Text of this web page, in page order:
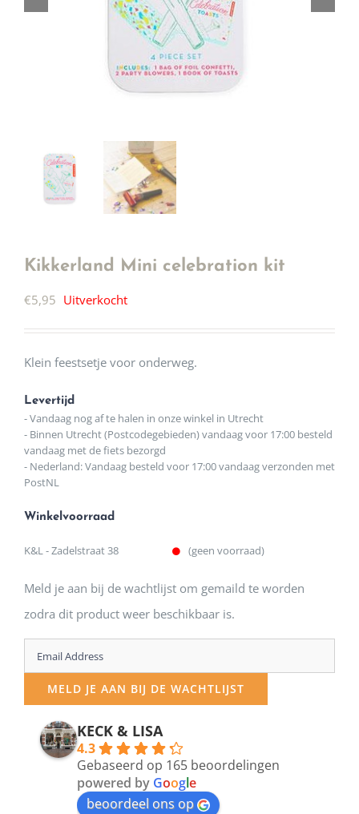
Kikkerland Mini celebration kit
€5,95 Uitverkocht
Klein feestsetje voor onderweg.
Levertijd
- Vandaag nog af te halen in onze winkel in Utrecht
- Binnen Utrecht (Postcodegebieden) vandaag voor 17:00 besteld
vandaag met de fiets bezorgd
- Nederland: Vandaag besteld voor 17:00 vandaag verzonden met
PostNL
Winkelvoorraad
K&L - Zadelstraat 38 (geen voorraad)
Meld je aan bij de wachtlijst om gemaild te worden
zodra dit product weer beschikbaar is.
Enter
your
email
address
MELD JE AAN BIJ DE WACHTLIJST
KECK & LISA
4.3
Gebaseerd op 165 beoordelingen
powered by Google
beoordeel ons op